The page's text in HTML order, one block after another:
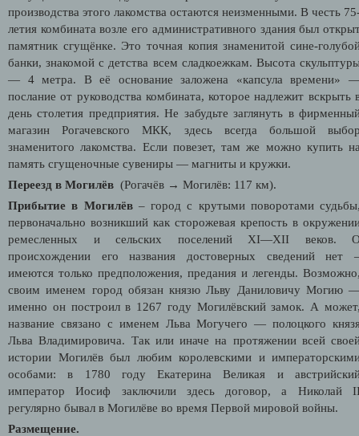
производства этого лакомства остаются неизменными. В честь
летия комбината возле его административного здания был
памятник сгущёнке. Это точная копия знаменитой сине-
банки, знакомой с детства всем сладкоежкам. Высота
— 4 метра. В её основание заложена «капсула времени»
послание от руководства комбината, которое надлежит вскрыть
день столетия предприятия. Не забудьте заглянуть в
магазин Рогачевского МКК, здесь всегда большой
знаменитого лакомства. Если повезет, там же можно купить
память сгущеночные сувениры — магниты и кружки.
Переезд в Могилёв (Рогачёв → Могилёв: 117 км).
Прибытие в Могилёв– город с крутыми поворотами
первоначально возникший как сторожевая крепость в
ремесленных и сельских поселений XI—XII веков.
происхождении его названия достоверных сведений нет
имеются только предположения, предания и легенды.
своим именем город обязан князю Льву Даниловичу Могию
именно он построил в 1267 году Могилёвский замок. А
название связано с именем Льва Могучего — полоцкого
Льва Владимировича. Так или иначе на протяжении всей
истории Могилёв был любим королевскими и
особами: в 1780 году Екатерина Великая и
император Иосиф заключили здесь договор, а Николай
регулярно бывал в Могилёве во время Первой мировой войны.
Размещение.